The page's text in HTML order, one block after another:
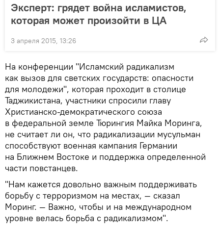
Эксперт: грядет война исламистов,
которая может произойти в ЦА
3 апреля 2015, 13:26
На конференции "Исламский радикализм
как вызов для светских государств: опасности
для молодежи", которая проходит в столице
Таджикистана, участники спросили главу
Христианско-демократического союза
в федеральной земле Тюрингия Майка Моринга,
не считает ли он, что радикализации мусульман
способствуют военная кампания Германии
на Ближнем Востоке и поддержка определенной
части повстанцев.
"Нам кажется довольно важным поддерживать
борьбу с терроризмом на местах, — сказал
Моринг. — Важно, чтобы и на международном
уровне велась борьба с радикализмом".